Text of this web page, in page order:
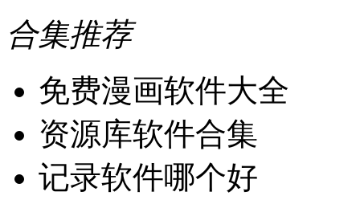
合集推荐
免费漫画软件大全
资源库软件合集
记录软件哪个好